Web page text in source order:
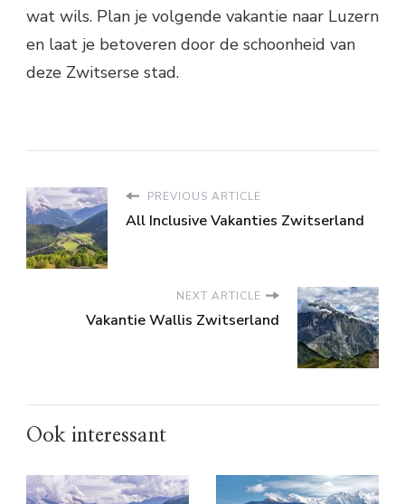
wat wils. Plan je volgende vakantie naar Luzern
en laat je betoveren door de schoonheid van
deze Zwitserse stad.
PREVIOUS ARTICLE
All Inclusive Vakanties Zwitserland
NEXT ARTICLE
Vakantie Wallis Zwitserland
Ook interessant